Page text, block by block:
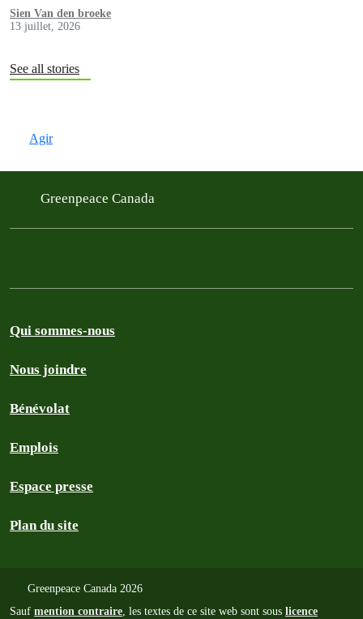
Sien Van den broeke
13 juillet, 2026
See all stories
Agir
Greenpeace Canada
Qui sommes-nous
Nous joindre
Bénévolat
Emplois
Espace presse
Plan du site
Greenpeace Canada 2026
Sauf mention contraire, les textes de ce site web sont sous licence